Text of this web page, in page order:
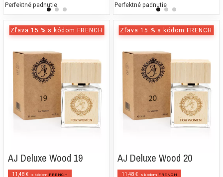
Perfektné padnutie 50 % bežných vonných tónov
Perfektné padnutie
Zľava 15 % s kódom FRENCH
AJ Deluxe Wood 19
11,48 € s kódom FRENCH
Zľava 15 % s kódom FRENCH
AJ Deluxe Wood 20
11,48 € s kódom FRENCH